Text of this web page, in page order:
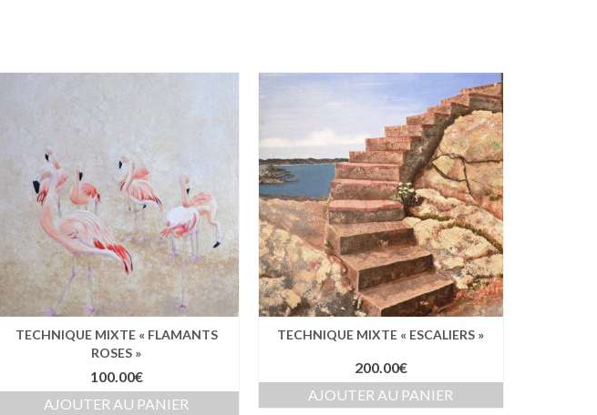
TECHNIQUE MIXTE « FLAMANTS
ROSES »
100.00€
AJOUTER AU PANIER
TECHNIQUE MIXTE « ESCALIERS »
200.00€
AJOUTER AU PANIER